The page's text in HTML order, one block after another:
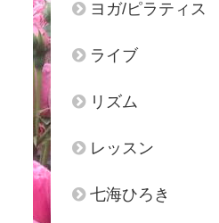
ヨガ/ピラティス
ライブ
リズム
レッスン
七海ひろき